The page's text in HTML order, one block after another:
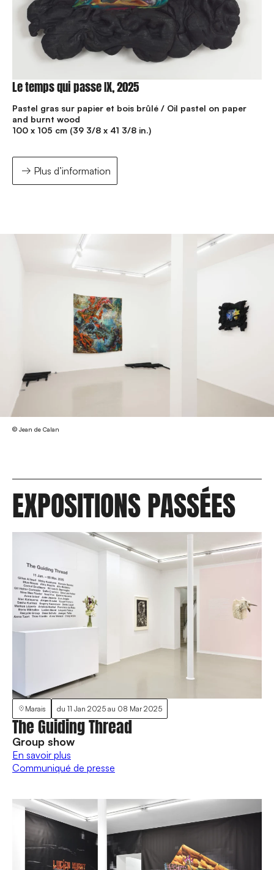
Le temps qui passe IX, 2025
Pastel gras sur papier et bois brûlé / Oil pastel on paper
and burnt wood
100 x 105 cm (39 3/8 x 41 3/8 in.)
Plus d’information
© Jean de Calan
EXPOSITIONS PASSÉES
Marais du 11 Jan 2025 au 08 Mar 2025
The Guiding Thread
Group show
En savoir plus
Communiqué de presse